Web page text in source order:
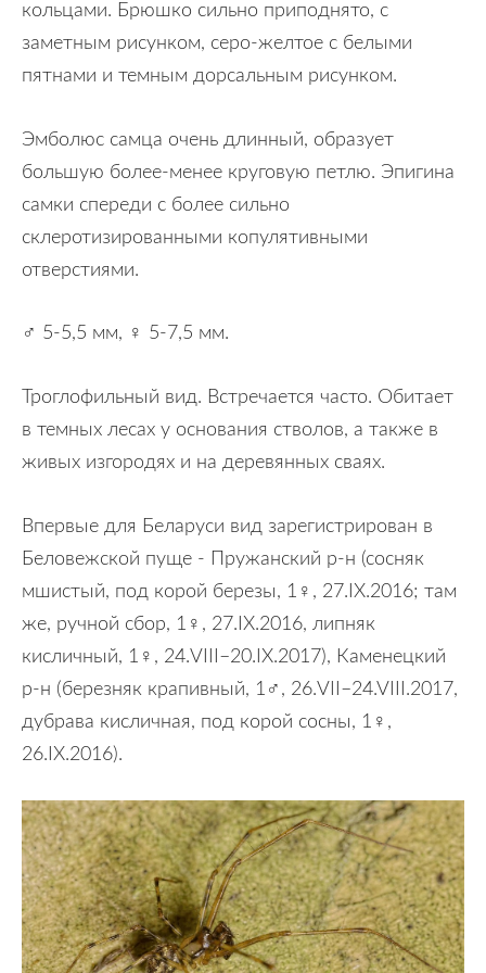
кольцами. Брюшко сильно приподнято, с
заметным рисунком, серо-желтое с белыми
пятнами и темным дорсальным рисунком.
Эмболюс самца очень длинный, образует
большую более-менее круговую петлю. Эпигина
самки спереди с более сильно
склеротизированными копулятивными
отверстиями.
♂ 5-5,5 мм, ♀ 5-7,5 мм.
Троглофильный вид. Встречается часто. Обитает
в темных лесах у основания стволов, а также в
живых изгородях и на деревянных сваях.
Впервые для Беларуси вид зарегистрирован в
Беловежской пуще - Пружанский р-н (сосняк
мшистый, под корой березы, 1♀, 27.IX.2016; там
же, ручной сбор, 1♀, 27.IX.2016, липняк
кисличный, 1♀, 24.VIII–20.IX.2017), Каменецкий
р-н (березняк крапивный, 1♂, 26.VII–24.VIII.2017,
дубрава кисличная, под корой сосны, 1♀,
26.IX.2016).